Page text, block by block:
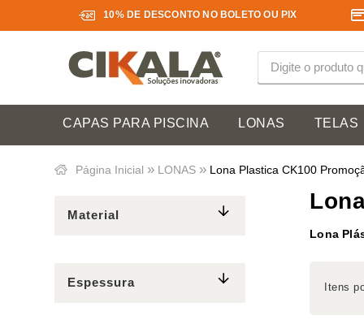
10% DE DESCONTO NO BOLETO OU PIX
CAPAS PARA PISCINA LONAS TELAS
Página Inicial » LONAS » Lona Plastica CK100
Material
Espessura
Lona
Itens